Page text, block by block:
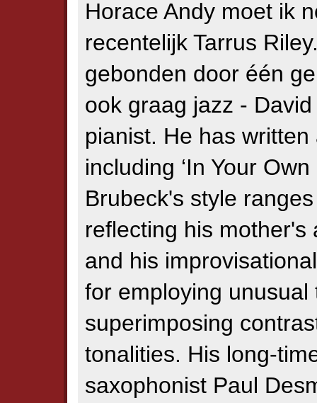
Horace Andy moet ik
recentelijk Tarrus
gebonden door één
ook graag jazz -
pianist. He has
including ‘In Your Own
Brubeck's style
reflecting his mother's
and his
for employing
superimposing
tonalities. His long-
saxophonist Paul